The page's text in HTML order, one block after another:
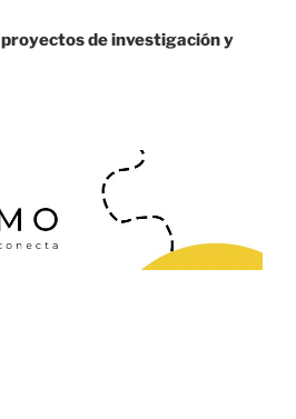
proyectos de investigación y